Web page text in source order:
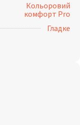
Кольоровий
комфорт Pro
Гладке